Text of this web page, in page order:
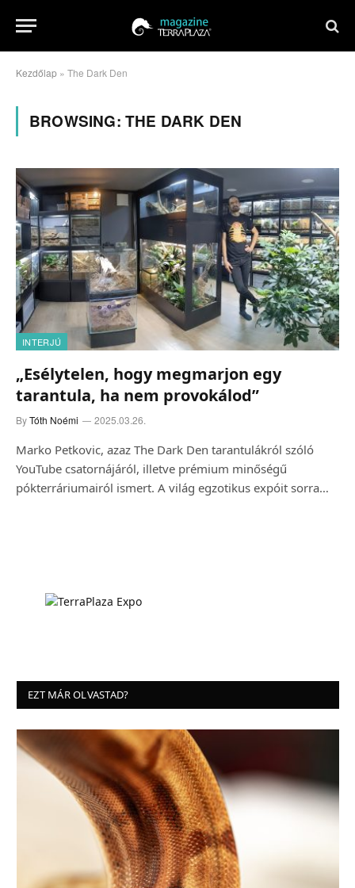
Kezdőlap » The Dark Den
BROWSING: THE DARK DEN
INTERJÚ
„Esélytelen, hogy megmarjon egy
tarantula, ha nem provokálod”
ByTóth Noémi 2025.03.26.
Marko Petkovic, azaz The Dark Den tarantulákról szóló
YouTube csatornájáról, illetve prémium minőségű
pókterráriumairól ismert. A világ egzotikus expóit sorra…
EZT MÁR OLVASTAD?